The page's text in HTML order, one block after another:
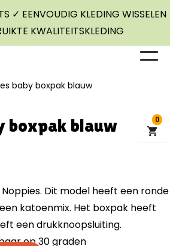
✓ EENVOUDIG KLEDING WISSELEN
KWALITEITSKLEDING
baby boxpak blauw
boxpak blauw
Dit model heeft een ronde
katoenmix. Het boxpak heeft
een drukknoopsluiting.
op 30 graden
0